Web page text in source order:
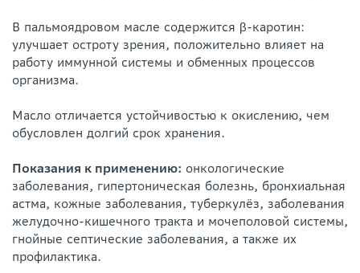
В пальмоядровом масле содержится β-каротин:
улучшает остроту зрения, положительно влияет на
работу иммунной системы и обменных процессов
организма.
Масло отличается устойчивостью к окислению, чем
обусловлен долгий срок хранения.
Показания к применению: онкологические
заболевания, гипертоническая болезнь, бронхиальная
астма, кожные заболевания, туберкулёз, заболевания
желудочно-кишечного тракта и мочеполовой системы,
гнойные септические заболевания, а также их
профилактика.